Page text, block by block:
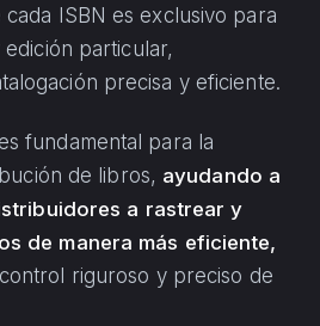
cada ISBN es exclusivo para
particular,
precisa y eficiente.
fundamental para la
de libros, ayudando a
a rastrear y
de manera más eficiente,
riguroso y preciso de